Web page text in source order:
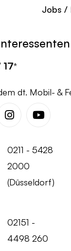
Jobs /
17*
dt. Mobil- &
InstagramYoutube
0211 - 5428
2000
(Düsseldorf)
02151 -
4498 260